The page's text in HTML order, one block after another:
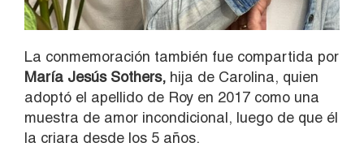
La conmemoración también fue compartida por
María Jesús Sothers, hija de Carolina, quien
adoptó el apellido de Roy en 2017 como una
muestra de amor incondicional, luego de que él
la criara desde los 5 años.